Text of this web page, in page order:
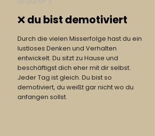
❌ du bist demotiviert
Durch die vielen Misserfolge hast du ein
lustloses Denken und Verhalten
entwickelt. Du sitzt zu Hause und
beschäftigst dich eher mit dir selbst.
Jeder Tag ist gleich. Du bist so
demotiviert, du weißt gar nicht wo du
anfangen sollst.